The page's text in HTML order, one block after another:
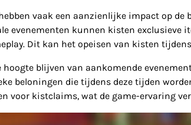
vaak een aanzienlijke impact op
evenementen kunnen kisten
Dit kan het opeisen van kisten
hoogte blijven van aankomende
beloningen die tijdens deze tijden
voor kistclaims, wat de game-ervaring